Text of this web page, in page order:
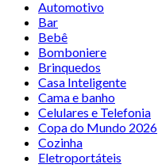
Automotivo
Bar
Bebê
Bomboniere
Brinquedos
Casa Inteligente
Cama e banho
Celulares e Telefonia
Copa do Mundo 2026
Cozinha
Eletroportáteis